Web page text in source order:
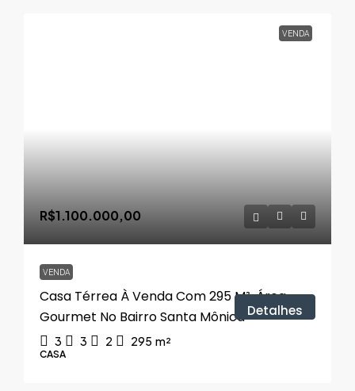
VENDA
R$1.100.000,00
VENDA
Casa Térrea À Venda Com 295 M², Área
Gourmet No Bairro Santa Mônica
3 3 2 295 m²
CASA
Detalhes